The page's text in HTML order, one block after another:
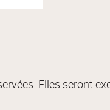
Elles seront